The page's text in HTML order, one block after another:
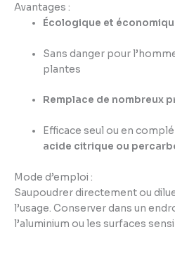
Avantages :
Écologique et
Sans danger pour
plantes
Remplace de nombreux
Efficace seul ou en
acide citrique ou
Mode d’emploi :
Saupoudrer directement ou
l’usage. Conserver dans un
l’aluminium ou les surfaces